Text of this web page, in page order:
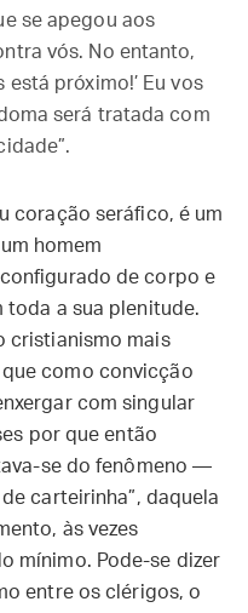
se apegou aos
vós. No entanto,
está próximo!’ Eu vos
será tratada com
coração seráfico, é um
homem
de corpo e
toda a sua plenitude.
cristianismo mais
como convicção
com singular
por que então
se do fenômeno —
carteirinha”, daquela
às vezes
mínimo. Pode-se dizer
entre os clérigos, o